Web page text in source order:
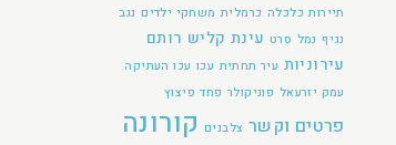
תיירות כלכלה כרמלית משחקי ילדים נגב
נגיף נמל סרט עינת קליש רותם
עירוניות עיר תחתית עכו עכו העתיקה
עמק יזרעאל פוניקולר פחד פיצוץ
פרטים וקשר צלבנים קורונה